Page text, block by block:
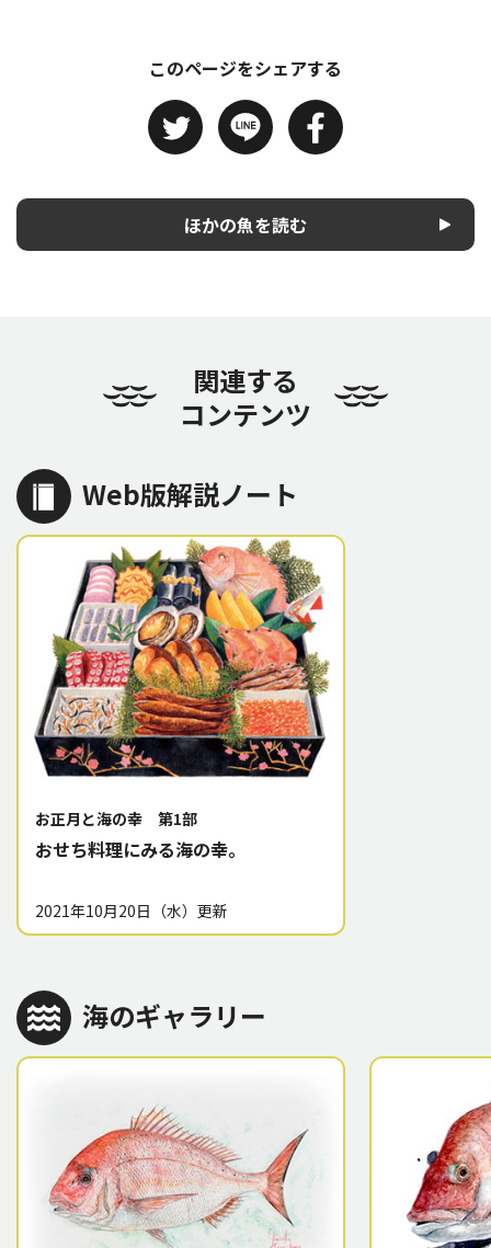
このページをシェアする
ほかの魚を読む
関連する
コンテンツ
Web版解説ノート
お正月と海の幸 第1部
おせち料理にみる海の幸。
2021年10月20日（水）更新
海のギャラリー